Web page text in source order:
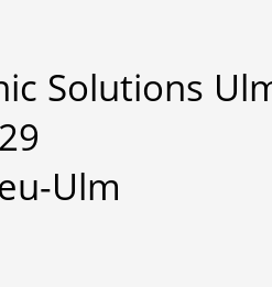
Solutions
Ulm